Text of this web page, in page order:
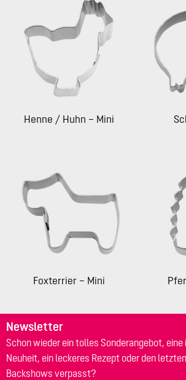
Henne / Huhn – Mini
Foxterrier – Mini
Newsletter
Schon wieder ein tolles Sonderangebot,
Neuheit, ein leckeres Rezept oder den
Backshows verpasst?